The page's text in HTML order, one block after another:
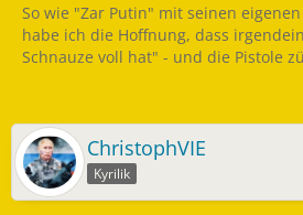
So wie "Zar Putin" mit seinen
habe ich die Hoffnung, dass
Schnauze voll hat" - und die Pistole
ChristophVIE
Kyrilik